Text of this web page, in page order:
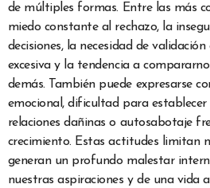
de múltiples formas. Entre las más
miedo constante al rechazo, la
decisiones, la necesidad de
excesiva y la tendencia a
demás. También puede expresarse
emocional, dificultad para
relaciones dañinas o autosabotaje
crecimiento. Estas actitudes limitan
generan un profundo malestar
nuestras aspiraciones y de una vida